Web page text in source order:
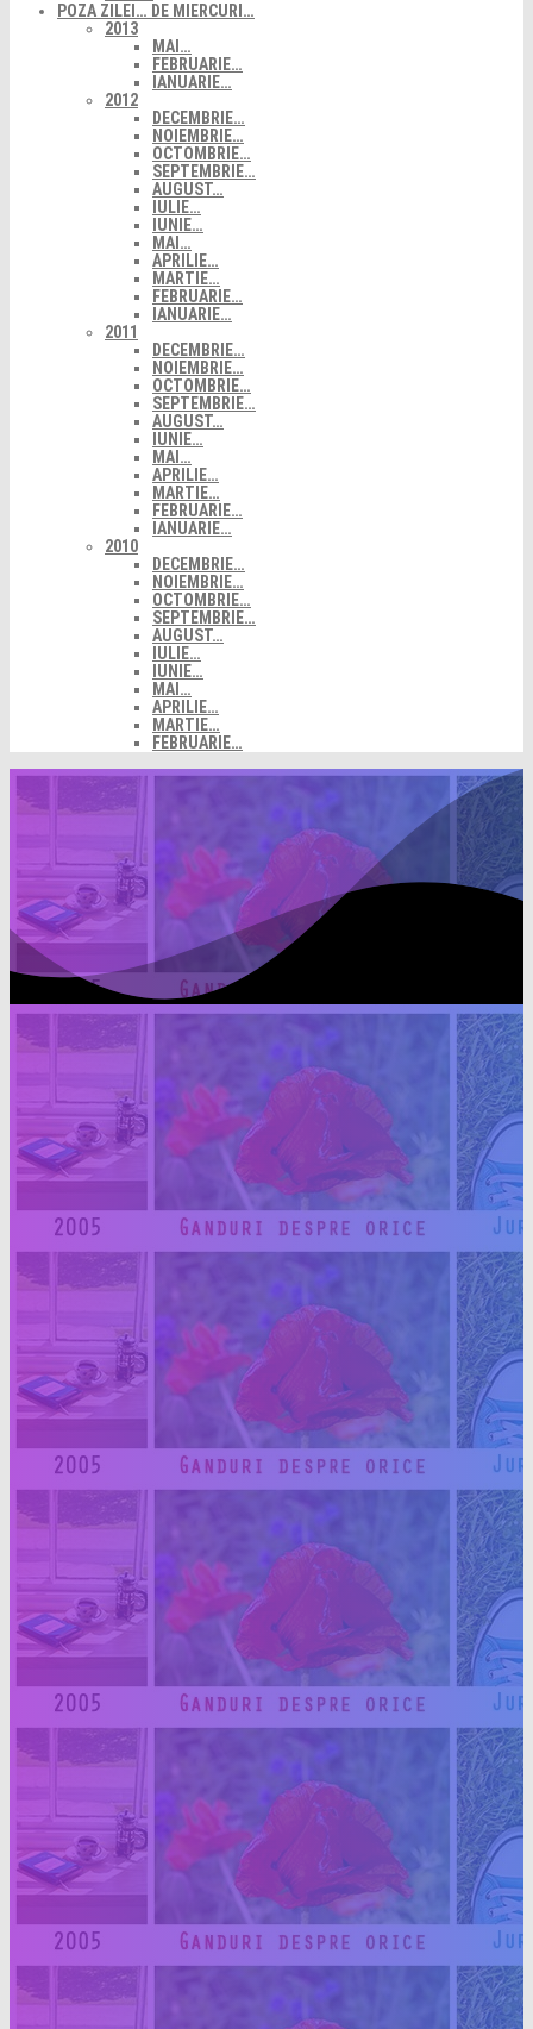
POZA ZILEI… DE MIERCURI…
2013
MAI…
FEBRUARIE…
IANUARIE…
2012
DECEMBRIE…
NOIEMBRIE…
OCTOMBRIE…
SEPTEMBRIE…
AUGUST…
IULIE…
IUNIE…
MAI…
APRILIE…
MARTIE…
FEBRUARIE…
IANUARIE…
2011
DECEMBRIE…
NOIEMBRIE…
OCTOMBRIE…
SEPTEMBRIE…
AUGUST…
IUNIE…
MAI…
APRILIE…
MARTIE…
FEBRUARIE…
IANUARIE…
2010
DECEMBRIE…
NOIEMBRIE…
OCTOMBRIE…
SEPTEMBRIE…
AUGUST…
IULIE…
IUNIE…
MAI…
APRILIE…
MARTIE…
FEBRUARIE…